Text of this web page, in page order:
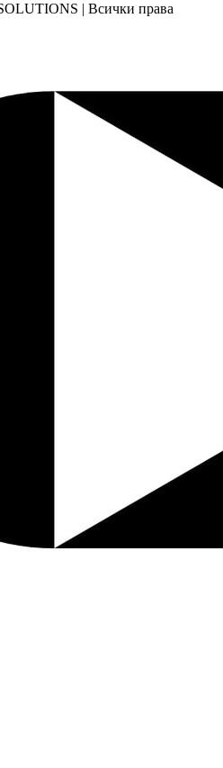
| Всички права